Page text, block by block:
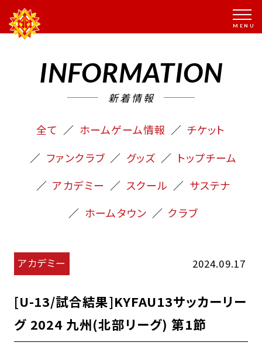
INFORMATION
新着情報
全て ホームゲーム情報
チケット
ファンクラブ
グッズ
トップチーム
アカデミー
スクール
サステナ
ホームタウン
クラブ
アカデミー 2024.09.17
[U-13/試合結果]KYFAU13サッカーリー
グ 2024 九州(北部リーグ) 第1節